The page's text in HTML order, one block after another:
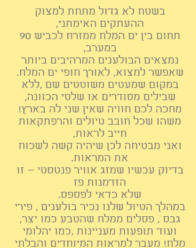
בשטח לא גדול מתחת למצוק
ההעתקים האימתני,
תחום בין ים המלח ממזרח לכביש 90
במערב,
נמצאים הבולענים המרהיבים ביותר
שאפשר למצוא, לאורך חופי ים המלח.
במקום שמעטים משוטטים שם ,ללא
שבילים מסודרים או שלטי הכוונה,
מחכה לכם חוויה שאין שני לה בארץ!
משהו שכל חובב טיולים והרפתקאות
חייב לראות,
ואני מבטיחה לכן שיהיה קשה לשכוח
את המראות.
בדיוק עכשיו שמזג אוויר פנטסטי – זו
הזדמנות פז
שלא כדאי לפספס.
במהלך הטיול שלנו נכיר בולענים , פירי
גבס , פסלים ממלח שהטבע כמו יצר,
ועוד תופעות מעניינות ,כמו יהלומי
מלח! מעבר למראות המיוחדים והבלתי